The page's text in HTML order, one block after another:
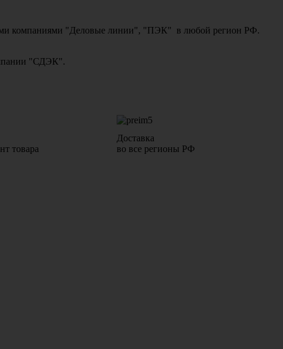
компаниями "Деловые линии", "ПЭК" в любой регион РФ.
"СДЭК".
товара
Доставка
во все регионы РФ